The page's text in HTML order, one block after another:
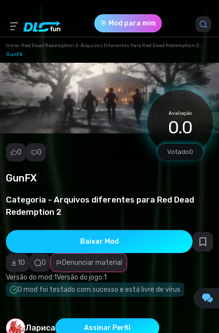
🎯 Mod para mim
Início-Red Dead Redemption 2-Arquivos Diferentes Para Red Dead Redemption 2-
GunFX
Avaliação
0.0
Votado0
0 0
GunFX
Categoria - Arquivos diferentes para Red Dead
Redemption 2
Baixar Mod
10 0
Denunciar material
Versão do mod:1Versão do jogo:1
O mod foi testado com sucesso e está livre de vírus
Лариса Assinar Perfil
Denunciar
Spam
Violação de
autorais
Software
malicioso/vírus
Conteúdo não
funcional
Descrição
imprecisa
Versão do Jogo *
1 (cae5e561986c93087a646d76fd1918ce.zip)
Download (14.48 Kb)